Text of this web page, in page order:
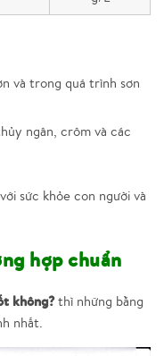
và trong quá trình sơn
ngân, crôm và các
sức khỏe con người và
hợp chuẩn
không?thì những bằng
nhất.